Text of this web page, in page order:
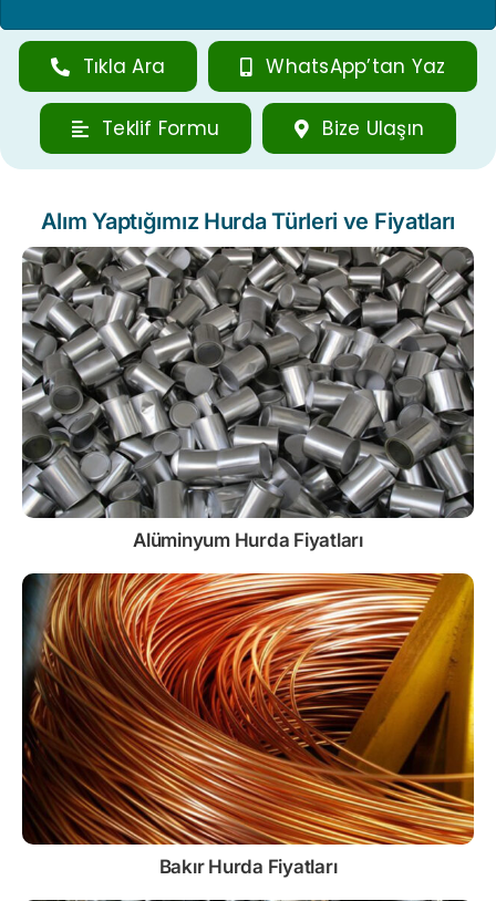
Tıkla Ara WhatsApp’tan Yaz
Teklif Formu Bize Ulaşın
Alım Yaptığımız Hurda Türleri ve Fiyatları
Alüminyum Hurda Fiyatları
Bakır Hurda Fiyatları